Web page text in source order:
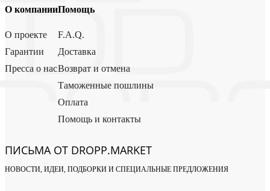
О компании
О проекте
Гарантии
Пресса о нас
Помощь
F.A.Q.
Доставка
Возврат и отмена
Таможенные пошлины
Оплата
Помощь и контакты
ПИСЬМА ОТ DROPP.MARKET
НОВОСТИ, ИДЕИ, ПОДБОРКИ И СПЕЦИАЛЬНЫЕ ПРЕДЛОЖЕНИЯ